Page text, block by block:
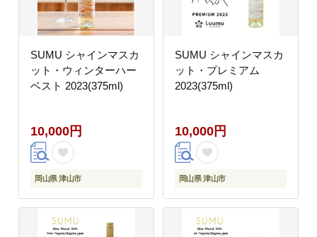
SUMU シャインマスカ
ット・ウィンターハー
ベスト 2023(375ml)
10,000円
岡山県 津山市
SUMU シャインマスカ
ット・プレミアム
2023(375ml)
10,000円
岡山県 津山市